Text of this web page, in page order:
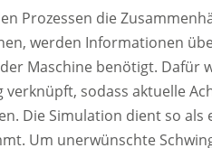
Prozessen die
werden Informationen
Maschine benötigt. Dafür
sodass aktuelle
Die Simulation dient so
Um unerwünschte